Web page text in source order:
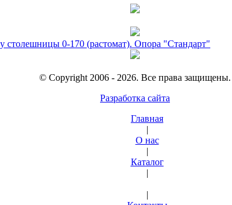
столешницы 0-170 (растомат). Опора "Стандарт"
© Copyright 2006 - 2026. Все права защищены.
Разработка сайта
Главная
|
О нас
|
Каталог
|
|